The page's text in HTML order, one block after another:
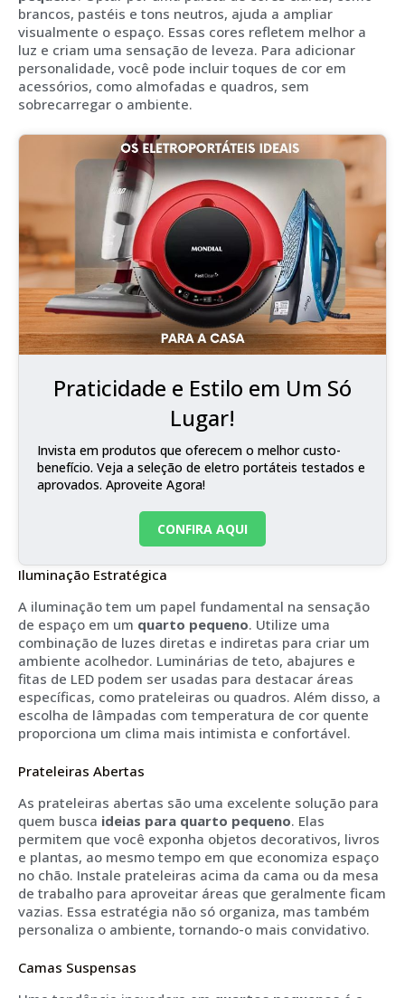
brancos, pastéis e tons neutros, ajuda a ampliar
visualmente o espaço. Essas cores refletem melhor a
luz e criam uma sensação de leveza. Para adicionar
personalidade, você pode incluir toques de cor em
acessórios, como almofadas e quadros, sem
sobrecarregar o ambiente.
Praticidade e Estilo em Um Só
Lugar!
Invista em produtos que oferecem o melhor custo-
benefício. Veja a seleção de eletro portáteis testados e
aprovados. Aproveite Agora!
CONFIRA AQUI
Iluminação Estratégica
A iluminação tem um papel fundamental na sensação
de espaço em um quarto pequeno. Utilize uma
combinação de luzes diretas e indiretas para criar um
ambiente acolhedor. Luminárias de teto, abajures e
fitas de LED podem ser usadas para destacar áreas
específicas, como prateleiras ou quadros. Além disso, a
escolha de lâmpadas com temperatura de cor quente
proporciona um clima mais intimista e confortável.
Prateleiras Abertas
As prateleiras abertas são uma excelente solução para
quem busca ideias para quarto pequeno. Elas
permitem que você exponha objetos decorativos, livros
e plantas, ao mesmo tempo em que economiza espaço
no chão. Instale prateleiras acima da cama ou da mesa
de trabalho para aproveitar áreas que geralmente ficam
vazias. Essa estratégia não só organiza, mas também
personaliza o ambiente, tornando-o mais convidativo.
Camas Suspensas